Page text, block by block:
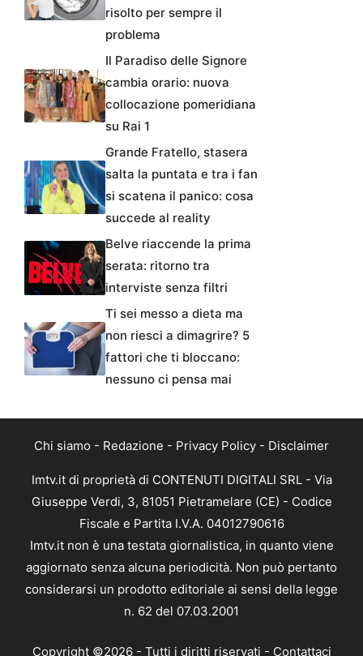
risolto per sempre il
problema
Il Paradiso delle Signore
cambia orario: nuova
collocazione pomeridiana
su Rai 1
Grande Fratello, stasera
salta la puntata e tra i fan
si scatena il panico: cosa
succede al reality
Belve riaccende la prima
serata: ritorno tra
interviste senza filtri
Ti sei messo a dieta ma
non riesci a dimagrire? 5
fattori che ti bloccano:
nessuno ci pensa mai
Chi siamo - Redazione - Privacy Policy - Disclaimer
Imtv.it di proprietà di CONTENUTI DIGITALI SRL - Via
Giuseppe Verdi, 3, 81051 Pietramelare (CE) - Codice
Fiscale e Partita I.V.A. 04012790616
Imtv.it non è una testata giornalistica, in quanto viene
aggiornato senza alcuna periodicità. Non può pertanto
considerarsi un prodotto editoriale ai sensi della legge
n. 62 del 07.03.2001
Copyright ©2026 - Tutti i diritti riservati - Contattaci